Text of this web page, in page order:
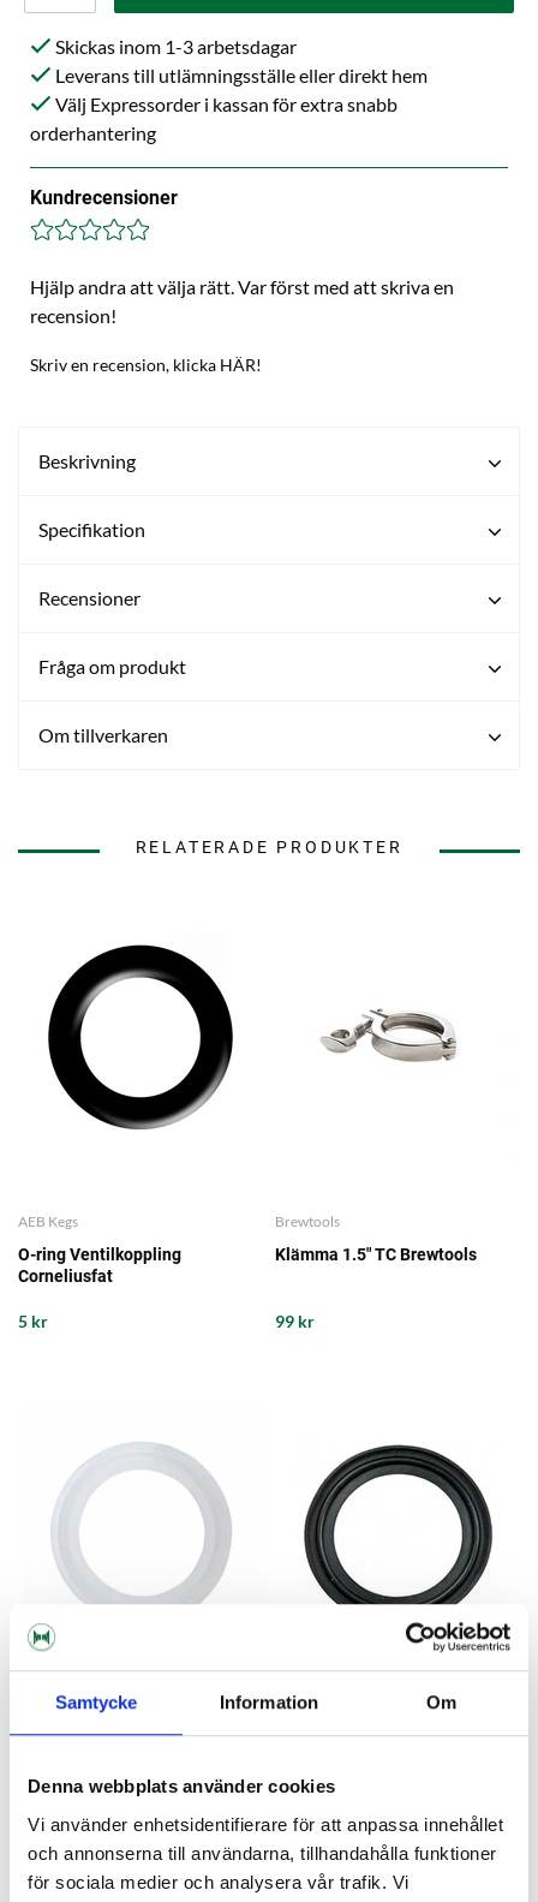
Samtycke Information Om
Denna webbplats använder cookies
Vi använder enhetsidentifierare för att anpassa innehållet
och annonserna till användarna, tillhandahålla funktioner
för sociala medier och analysera vår trafik. Vi
Skickas inom 1-3 arbetsdagar
Leverans till utlämningsställe eller direkt hem
Välj Expressorder i kassan för extra snabb
orderhantering
Kundrecensioner
Hjälp andra att välja rätt. Var först med att skriva en
recension!
Skriv en recension, klicka HÄR!
Beskrivning
Specifikation
Recensioner
Fråga om produkt
Om tillverkaren
RELATERADE PRODUKTER
AEB Kegs
O-ring Ventilkoppling
Corneliusfat
5 kr
Brewtools
Klämma 1.5" TC Brewtools
99 kr
19 kr 29 kr